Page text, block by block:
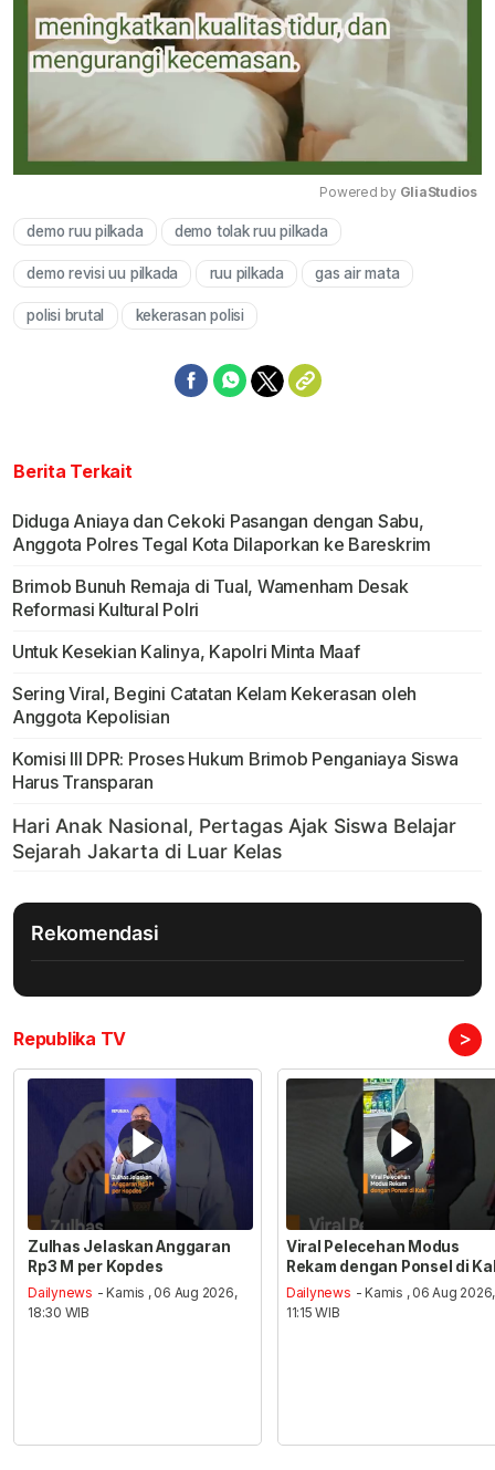
Powered by GliaStudios
demo ruu pilkada demo tolak ruu pilkada
demo revisi uu pilkada ruu pilkada gas air mata
polisi brutal kekerasan polisi
Berita Terkait
Diduga Aniaya dan Cekoki Pasangan dengan Sabu,
Anggota Polres Tegal Kota Dilaporkan ke Bareskrim
Brimob Bunuh Remaja di Tual, Wamenham Desak
Reformasi Kultural Polri
Untuk Kesekian Kalinya, Kapolri Minta Maaf
Sering Viral, Begini Catatan Kelam Kekerasan oleh
Anggota Kepolisian
Komisi III DPR: Proses Hukum Brimob Penganiaya Siswa
Harus Transparan
Rekomendasi
Republika TV >
Zulhas Jelaskan Anggaran
Rp3 M per Kopdes
Dailynews - Kamis , 06 Aug 2026,
18:30 WIB
Viral Pelecehan Modus
Rekam dengan Ponsel di
Dailynews - Kamis , 06 Aug 2026,
11:15 WIB